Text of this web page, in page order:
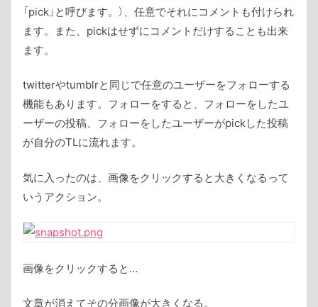
「pick」と呼びます。）、任意でそれにコメントも付けられ
ます。また、pickはせずにコメントだけすることも出来
ます。
twitterやtumblrと同じで任意のユーザーをフォローする
機能もあります。フォローをすると、フォローをしたユ
ーザーの投稿、フォローをしたユーザーがpickした投稿
が自分のTLに流れます。
気に入ったのは、画像をクリックすると大きくなるって
いうアクション。
画像をクリックすると…
文章が消えてその分画像が大きくなる。